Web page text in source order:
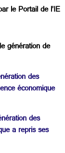
lePortail de l’IE
génération de
des
économique
des
a repris ses